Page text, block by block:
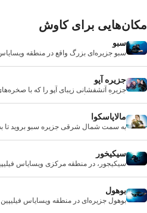
مکان‌هایی برای کاوش
سبو
سبو جزیره‌ای بزرگ واقع در منطقه
جزیره آپو
جزیره آتشفشانی زیبای آپو را که با
احاطه شده است، کاوش کنید.
مالاپاسکوا
به سمت شمال شرقی جزیره سبو بروید تا به
های مرجانی را ارائه می دهد.
سیکیخور
سیکیجور، در منطقه مرکزی ویسایاس
بوهول
بوهول جزیره‌ای در منطقه ویسایاس